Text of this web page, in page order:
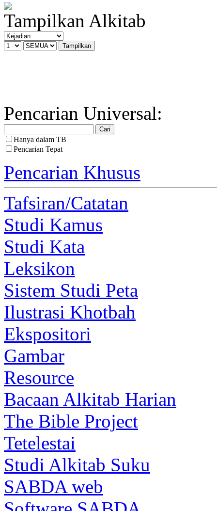
Tampilkan Alkitab
Pencarian Universal:
Hanya dalam TB
Pencarian Tepat
Pencarian Khusus
Tafsiran/Catatan
Studi Kamus
Studi Kata
Leksikon
Sistem Studi Peta
Ilustrasi Khotbah
Ekspositori
Gambar
Resource
Bacaan Alkitab Harian
The Bible Project
Tetelestai
Studi Alkitab Suku
SABDA web